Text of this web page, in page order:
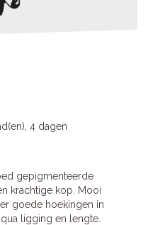
4 dagen
gepigmenteerde
krachtige kop. Mooi
goede hoekingen in
ligging en lengte.